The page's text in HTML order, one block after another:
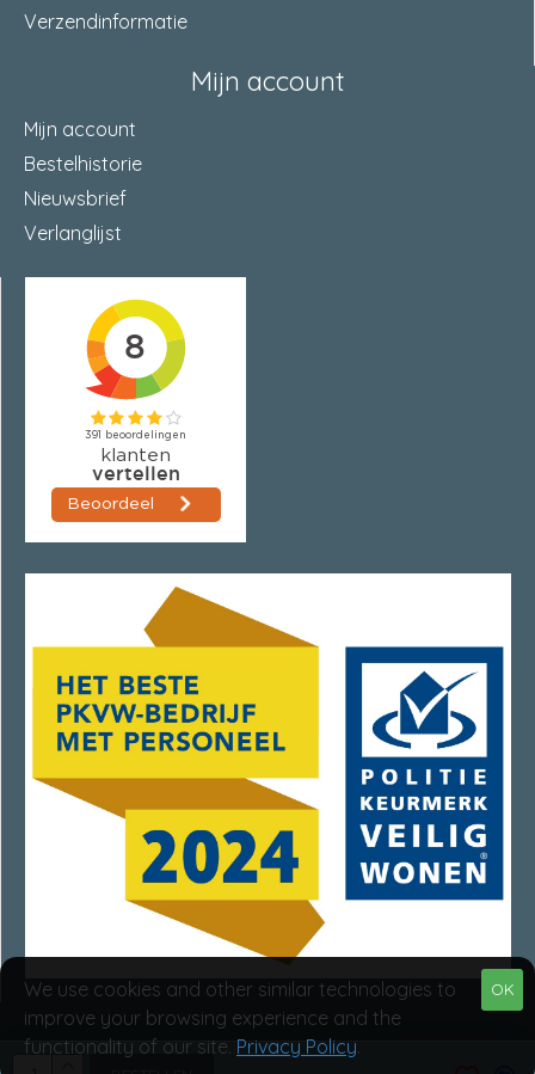
Verzendinformatie
Mijn account
Mijn account
Bestelhistorie
Nieuwsbrief
Verlanglijst
Van Rumpt Specialisten © 2025
OK
We use cookies and other similar technologies to
improve your browsing experience and the
functionality of our site. Privacy Policy.